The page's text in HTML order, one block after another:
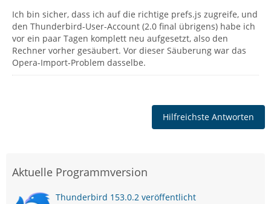
Ich bin sicher, dass ich auf die richtige prefs.js zugreife, und
den Thunderbird-User-Account (2.0 final übrigens) habe ich
vor ein paar Tagen komplett neu aufgesetzt, also den
Rechner vorher gesäubert. Vor dieser Säuberung war das
Opera-Import-Problem dasselbe.
Hilfreichste Antworten
Aktuelle Programmversion
Thunderbird 153.0.2 veröffentlicht